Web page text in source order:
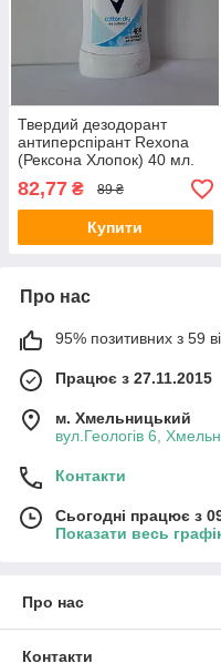
Твердий дезодорант
антиперспірант Rexona
(Рексона Хлопок) 40 мл.
82,77 ₴ 89 ₴
Купити
Про нас
95% позитивних з 59
Працює з 27.11.2015
м. Хмельницький
вул.Геологів 6,
Контакти
Сьогодні працює з
Показати весь
Про нас
Контакти